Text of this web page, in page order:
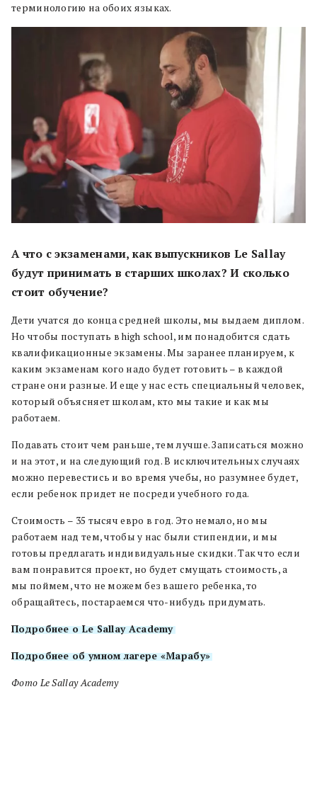
терминологию на обоих языках.
А что с экзаменами, как выпускников Le Sallay
будут принимать в старших школах? И сколько
стоит обучение?
Дети учатся до конца средней школы, мы выдаем диплом.
Но чтобы поступать в high school, им понадобится сдать
квалификационные экзамены. Мы заранее планируем, к
каким экзаменам кого надо будет готовить – в каждой
стране они разные. И еще у нас есть специальный человек,
который объясняет школам, кто мы такие и как мы
работаем.
Подавать стоит чем раньше, тем лучше. Записаться можно
и на этот, и на следующий год. В исключительных случаях
можно перевестись и во время учебы, но разумнее будет,
если ребенок придет не посреди учебного года.
Стоимость – 35 тысяч евро в год. Это немало, но мы
работаем над тем, чтобы у нас были стипендии, и мы
готовы предлагать индивидуальные скидки. Так что если
вам понравится проект, но будет смущать стоимость, а
мы поймем, что не можем без вашего ребенка, то
обращайтесь, постараемся что-нибудь придумать.
Подробнее о Le Sallay Academy
Подробнее об умном лагере «Марабу»
Фото Le Sallay Academy